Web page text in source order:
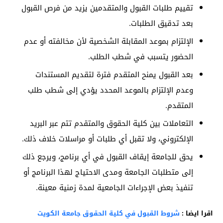
تقييم طلبات القبول والمتقدمين يزيد من فرص القبول
بعد تدقيق الطلبات.
الإلتزام بموعد المقابلة الشخصية لأن مخالفته أو عدم
الحضور يتسبب في شطب الطلب.
بعد القبول يمنح المتقدم فترة لتقديم المستندات
وعدم الإلتزام بالموعد المحدد يؤدي إلى شطب طلب
المتقدم.
التعاملات بين كلية الحقوق والمتقدم تتم عبر البريد
الإلكتروني، ولا تقبل أي طلبات أو مراسلات خلاف ذلك.
يحق للجامعة إيقاف القبول في أي برنامج، ويرجع ذلك
إلى متطلبات الجامعة ومدى الاحتياج لهذا البرنامج أو
تنفيذ بعض الإجراءات الجامعية لمدة زمنية معينة.
اقرا ايضا : شروط القبول في كلية الحقوق جامعة الكويت